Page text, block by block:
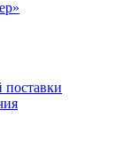
поставки